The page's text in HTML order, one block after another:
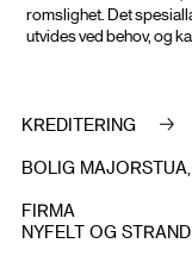
romslighet. Det
utvides ved behov, og
KREDITERING
BOLIG
FIRMA
NYFELT OG